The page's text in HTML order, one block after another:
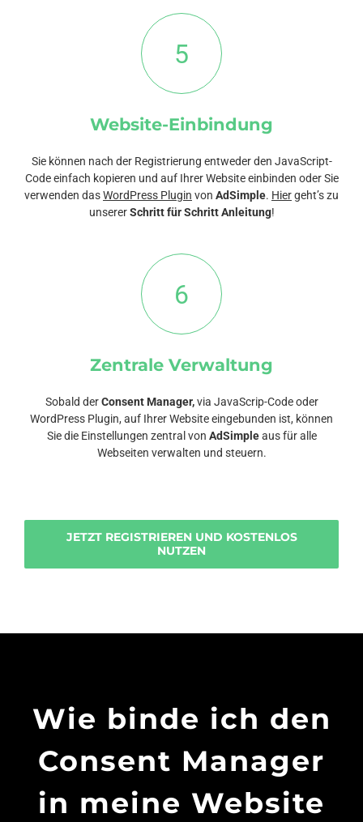
5
Website-Einbindung
Sie können nach der Registrierung entweder den JavaScript-
Code einfach kopieren und auf Ihrer Website einbinden oder Sie
verwenden dasWordPress Plugin von AdSimple. Hiergeht’s zu
unsererSchritt für Schritt Anleitung!
6
Zentrale Verwaltung
Sobald derConsent Manager,via JavaScrip-Code oder
WordPress Plugin, auf Ihrer Website eingebunden ist, können
Sie die Einstellungen zentral von AdSimpleaus für alle
Webseiten verwalten und steuern.
JETZT REGISTRIEREN UND KOSTENLOS
NUTZEN
Wie binde ich den
Consent Manager
in meine Website